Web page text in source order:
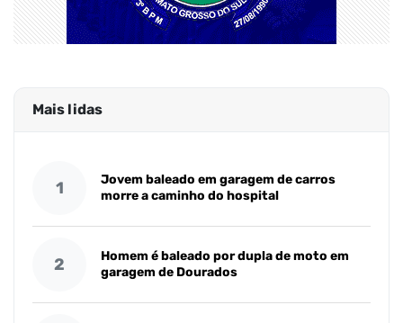
Mais lidas
1
Jovem baleado em garagem de carros
morre a caminho do hospital
2
Homem é baleado por dupla de moto em
garagem de Dourados